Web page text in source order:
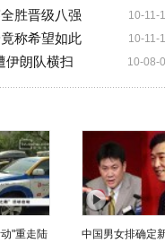
10-11-
胜晋级八强
10-11-
称希望如此
10-08-
伊朗队横扫
"重走陆
中国男女排确定